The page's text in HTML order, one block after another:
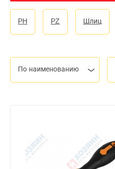
PH PZ Шлиц
По наименованию